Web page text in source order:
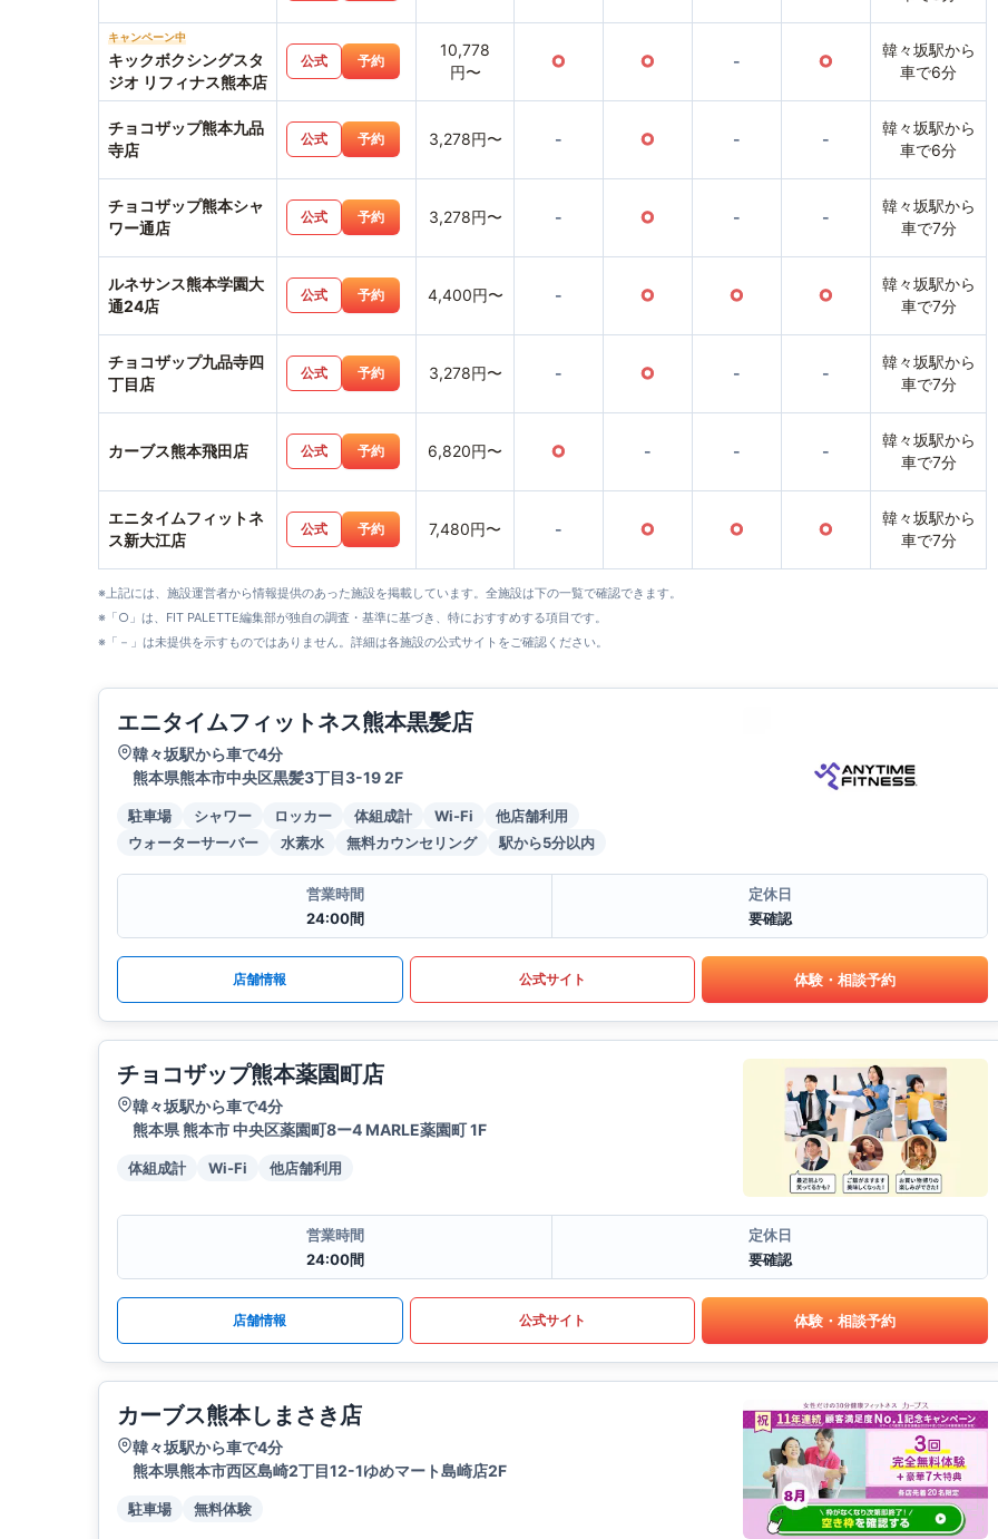
キャンペーン中
キックボクシングスタ
ジオ リフィナス熊本店
公式 予約
10,778
円〜
○ ○ - ○
韓々坂駅から
車で6分
チョコザップ熊本九品
寺店
公式 予約 3,278円〜 - ○ - -
韓々坂駅から
車で6分
チョコザップ熊本シャ
ワー通店
公式 予約 3,278円〜 - ○ - -
韓々坂駅から
車で7分
ルネサンス熊本学園大
通24店
公式 予約 4,400円〜 - ○ ○ ○
韓々坂駅から
車で7分
チョコザップ九品寺四
丁目店
公式 予約 3,278円〜 - ○ - -
韓々坂駅から
車で7分
カーブス熊本飛田店 公式 予約 6,820円〜 ○ - - -
韓々坂駅から
車で7分
エニタイムフィットネ
ス新大江店
公式 予約 7,480円〜 - ○ ○ ○
韓々坂駅から
車で7分
※上記には、施設運営者から情報提供のあった施設を掲載しています。全施設は下の一覧で確認できます。
※「○」は、FIT PALETTE編集部が独自の調査・基準に基づき、特におすすめする項目です。
※「－」は未提供を示すものではありません。詳細は各施設の公式サイトをご確認ください。
エニタイムフィットネス熊本黒髪店
韓々坂駅から車で4分
熊本県熊本市中央区黒髪3丁目3-19 2F
駐車場 シャワー ロッカー 体組成計 Wi-Fi
他店舗利用
ウォーターサーバー
水素水 無料カウンセリング 駅から5分以内
営業時間
24:00間
定休日
要確認
店舗情報 公式サイト 体験・相談予約
チョコザップ熊本薬園町店
韓々坂駅から車で4分
熊本県 熊本市 中央区薬園町8ー4 MARLE薬園町 1F
体組成計 Wi-Fi 他店舗利用
営業時間
24:00間
定休日
要確認
店舗情報 公式サイト 体験・相談予約
カーブス熊本しまさき店
韓々坂駅から車で4分
熊本県熊本市西区島崎2丁目12-1ゆめマート島崎店2F
駐車場 無料体験